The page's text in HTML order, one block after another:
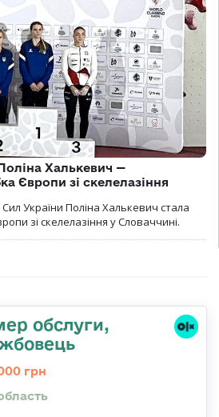
Халькевич —
Європи зі скелелазіння
України Поліна Халькевич стала
зі скелелазіння у Словаччині.
обслуги,
грн